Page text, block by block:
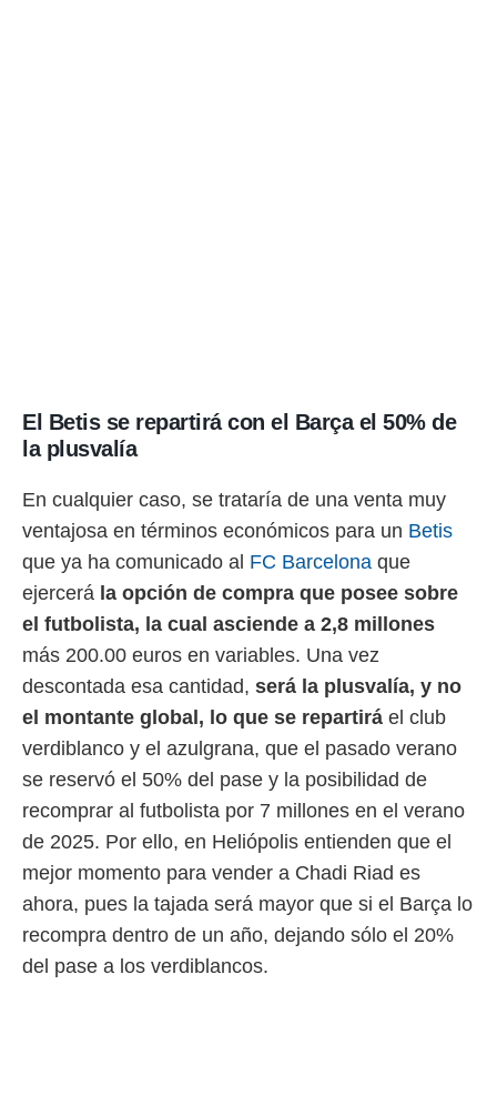
El Betis se repartirá con el Barça el 50% de
la plusvalía
En cualquier caso, se trataría de una venta muy
ventajosa en términos económicos para un Betis
que ya ha comunicado al FC Barcelona que
ejercerá la opción de compra que posee sobre
el futbolista, la cual asciende a 2,8 millones
más 200.00 euros en variables. Una vez
descontada esa cantidad, será la plusvalía, y no
el montante global, lo que se repartirá el club
verdiblanco y el azulgrana, que el pasado verano
se reservó el 50% del pase y la posibilidad de
recomprar al futbolista por 7 millones en el verano
de 2025. Por ello, en Heliópolis entienden que el
mejor momento para vender a Chadi Riad es
ahora, pues la tajada será mayor que si el Barça lo
recompra dentro de un año, dejando sólo el 20%
del pase a los verdiblancos.